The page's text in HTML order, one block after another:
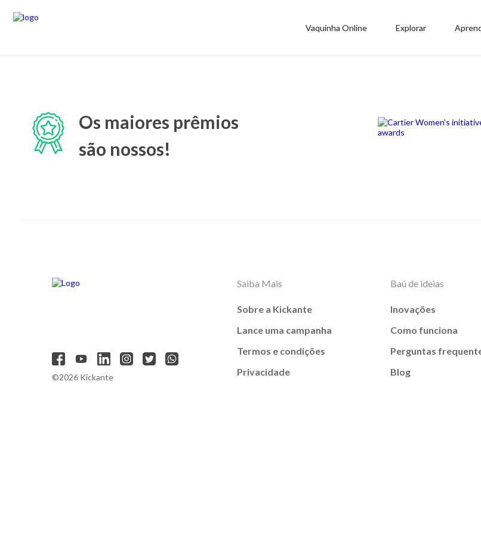
Vaquinha Online Explorar
Os maiores prêmios
são nossos!
©2026 Kickante
Saiba Mais
Sobre a Kickante
Lance uma campanha
Termos e condições
Privacidade
Baú de ideias
Inovações
Como funciona
Perguntas
Blog